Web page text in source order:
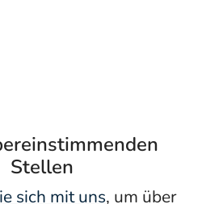
Stellen
sich mit uns, um über